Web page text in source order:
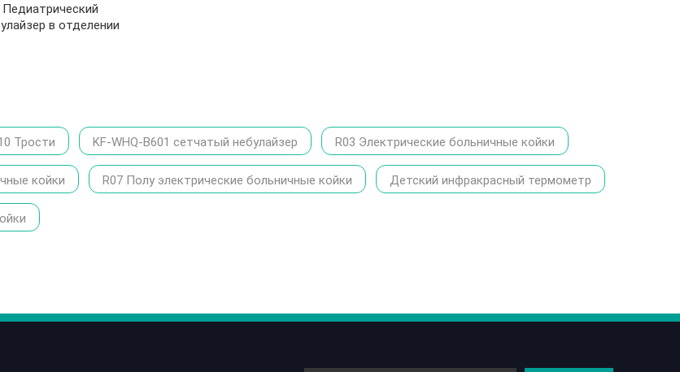
Педиатрический
в отделении
Трости KF-WHQ-B601 сетчатый небулайзер R03 Электрические больничные койки
койки R07 Полу электрические больничные койки Детский инфракрасный термометр